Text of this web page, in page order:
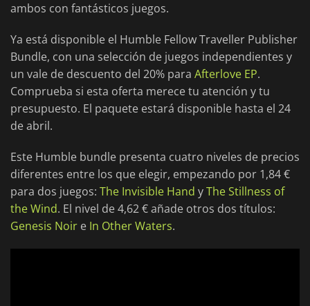
ambos con fantásticos juegos.
Ya está disponible el Humble Fellow Traveller Publisher
Bundle, con una selección de juegos independientes y
un vale de descuento del 20% para Afterlove EP.
Comprueba si esta oferta merece tu atención y tu
presupuesto. El paquete estará disponible hasta el 24
de abril.
Este Humble bundle presenta cuatro niveles de precios
diferentes entre los que elegir, empezando por 1,84 €
para dos juegos: The Invisible Hand yThe Stillness of
the Wind. El nivel de 4,62 € añade otros dos títulos:
Genesis Noir e In Other Waters.